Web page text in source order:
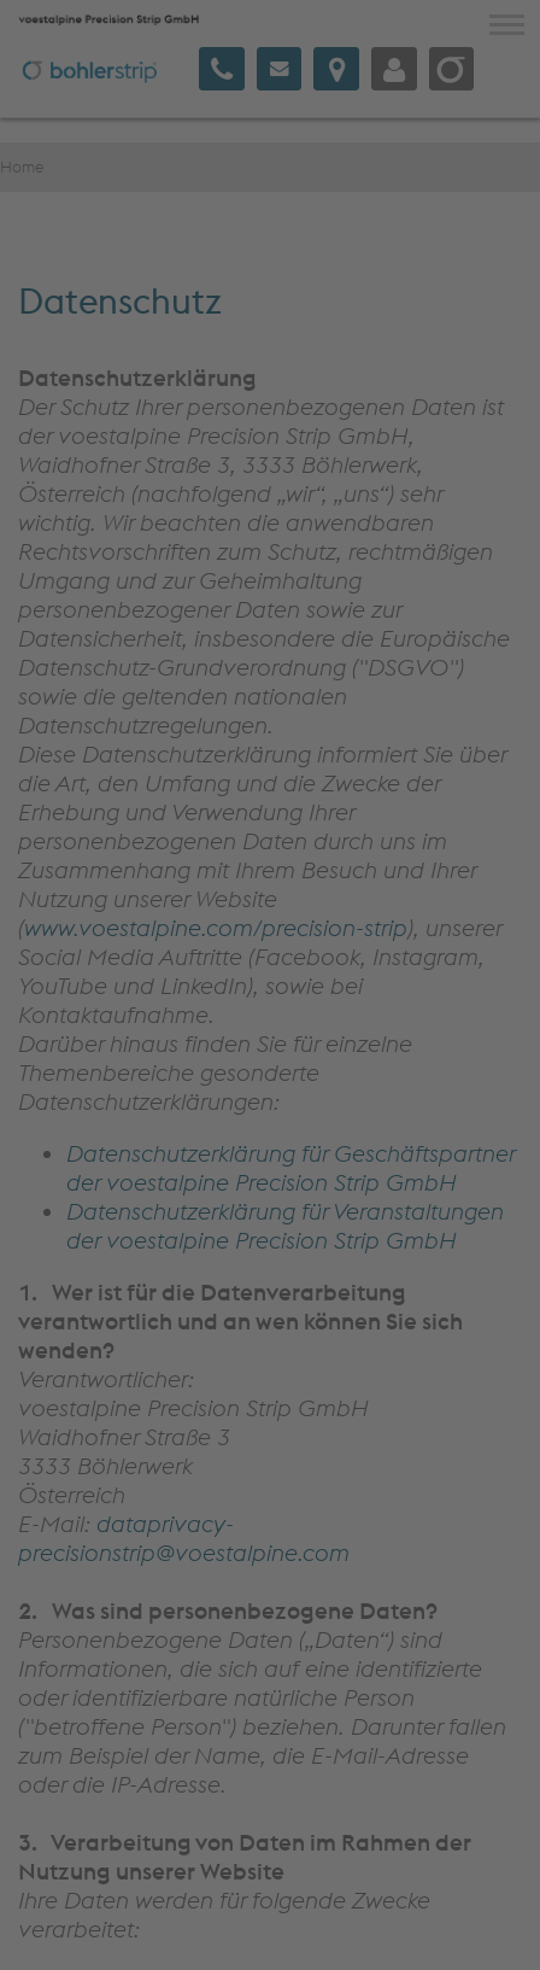
UNTERNEHMEN
Deutsch
Home
Datenschutz
Datenschutzerklärung
Der Schutz Ihrer personenbezogenen Daten ist
der voestalpine Precision Strip GmbH,
Waidhofner Straße 3, 3333 Böhlerwerk,
Österreich (nachfolgend „wir“, „uns“) sehr
wichtig. Wir beachten die anwendbaren
Rechtsvorschriften zum Schutz, rechtmäßigen
Umgang und zur Geheimhaltung
personenbezogener Daten sowie zur
Datensicherheit, insbesondere die Europäische
Datenschutz-Grundverordnung ("DSGVO")
sowie die geltenden nationalen
Datenschutzregelungen.
Diese Datenschutzerklärung informiert Sie über
die Art, den Umfang und die Zwecke der
Erhebung und Verwendung Ihrer
personenbezogenen Daten durch uns im
Zusammenhang mit Ihrem Besuch und Ihrer
Nutzung unserer Website
(www.voestalpine.com/precision-strip), unserer
Social Media Auftritte (Facebook, Instagram,
YouTube und LinkedIn), sowie bei
Kontaktaufnahme.
Darüber hinaus finden Sie für einzelne
Themenbereiche gesonderte
Datenschutzerklärungen:
Datenschutzerklärung für Geschäftspartner
der voestalpine Precision Strip GmbH
Datenschutzerklärung für Veranstaltungen
der voestalpine Precision Strip GmbH
1. Wer ist für die Datenverarbeitung
verantwortlich und an wen können Sie sich
wenden?
Verantwortlicher:
voestalpine Precision Strip GmbH
Waidhofner Straße 3
3333 Böhlerwerk
Österreich
E-Mail: dataprivacy-
precisionstrip@voestalpine.com
2. Was sind personenbezogene Daten?
Personenbezogene Daten („Daten“) sind
Informationen, die sich auf eine identifizierte
oder identifizierbare natürliche Person
("betroffene Person") beziehen. Darunter fallen
zum Beispiel der Name, die E-Mail-Adresse
oder die IP-Adresse.
3. Verarbeitung von Daten im Rahmen der
Nutzung unserer Website
Ihre Daten werden für folgende Zwecke
verarbeitet: